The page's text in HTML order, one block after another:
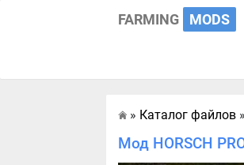
FARMING MODS
Главная
» Каталог файлов »
Мод HORSCH